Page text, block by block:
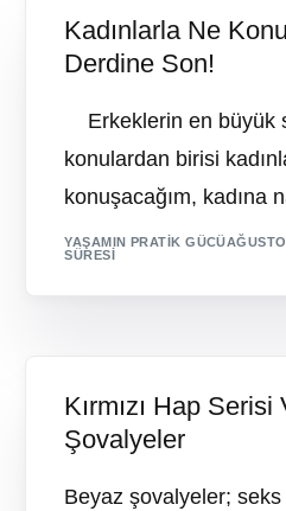
Kadınlarla Ne
Derdine Son!
Erkeklerin en büyük
konulardan birisi
konuşacağım, kadına
YAŞAMIN PRATIK GÜCÜ
SÜRESI
Kırmızı Hap
Şovalyeler
Beyaz şovalyeler; seks